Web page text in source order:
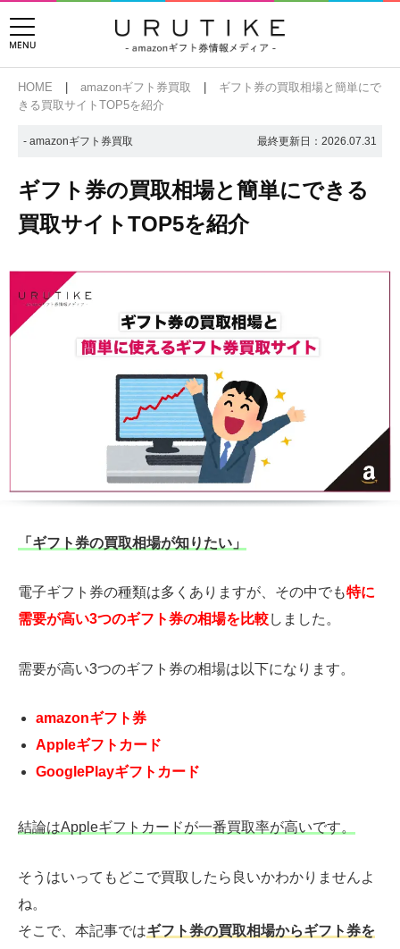
HOME amazonギフト券買取
ギフト券の買取相場と簡単にで
きる買取サイトTOP5を紹介
- amazonギフト券買取 最終更新日： 2026.07.31
ギフト券の買取相場と簡単にできる
買取サイトTOP5を紹介
「ギフト券の買取相場が知りたい」
電子ギフト券の種類は多くありますが、その中でも特に
需要が高い3つのギフト券の相場を比較しました。
需要が高い3つのギフト券の相場は以下になります。
amazonギフト券
Appleギフトカード
GooglePlayギフトカード
結論はAppleギフトカードが一番買取率が高いです。
そうはいってもどこで買取したら良いかわかりませんよ
ね。
そこで、本記事ではギフト券の買取相場からギフト券を